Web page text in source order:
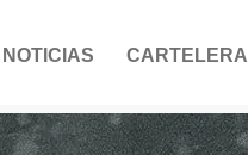
NOTICIAS CARTELERA